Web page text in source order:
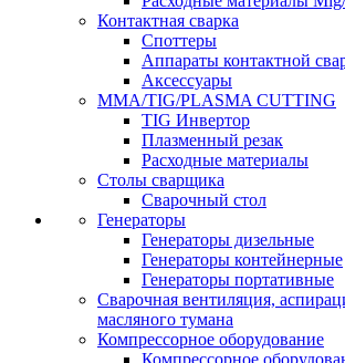
Контактная сварка
Споттеры
Аппараты контактной
Аксессуары
MMA/TIG/PLASMA CUTTING
TIG Инвертор
Плазменный резак
Расходные материалы
Столы сварщика
Сварочный стол
Генераторы
Генераторы дизельные
Генераторы контейнерные
Генераторы портативные
Сварочная вентиляция,
масляного тумана
Компрессорное оборудование
Компрессорное